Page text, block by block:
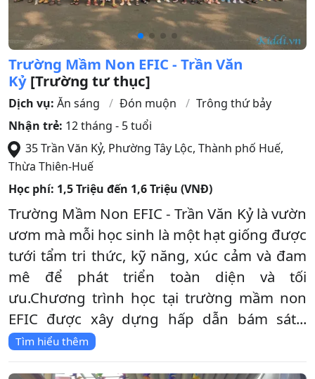
Trường Mầm Non EFIC - Trần Văn
Kỷ [Trường tư thục]
Dịch vụ: Ăn sáng Đón muộn
Trông thứ bảy
Nhận trẻ: 12 tháng - 5 tuổi
35 Trần Văn Kỷ, Phường Tây Lộc, Thành phố Huế,
Thừa Thiên-Huế
Học phí: 1,5 Triệu đến 1,6 Triệu (VNĐ)
Trường Mầm Non EFIC - Trần Văn Kỷ là vườn
ươm mà mỗi học sinh là một hạt giống được
tưới tẩm tri thức, kỹ năng, xúc cảm và đam
mê để phát triển toàn diện và tối
ưu.Chương trình học tại trường mầm non
EFIC được xây dựng hấp dẫn bám sát...
Tìm hiểu thêm